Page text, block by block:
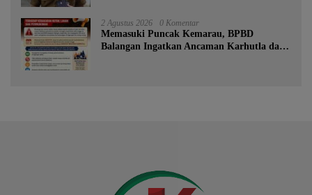
2 Agustus 2026 0 Komentar
Memasuki Puncak Kemarau, BPBD
Balangan Ingatkan Ancaman Karhutla dan